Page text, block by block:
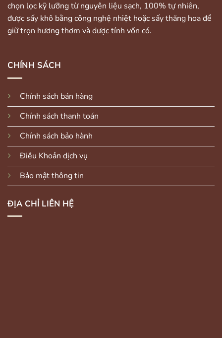
chọn lọc kỹ lưỡng từ nguyên liệu sạch, 100% tự nhiên,
được sấy khô bằng công nghệ nhiệt hoặc sấy thăng hoa để
giữ trọn hương thơm và dược tính vốn có.
CHÍNH SÁCH
Chính sách bán hàng
Chính sách thanh toán
Chính sách bảo hành
Điều Khoản dịch vụ
Bảo mật thông tin
ĐỊA CHỈ LIÊN HỆ